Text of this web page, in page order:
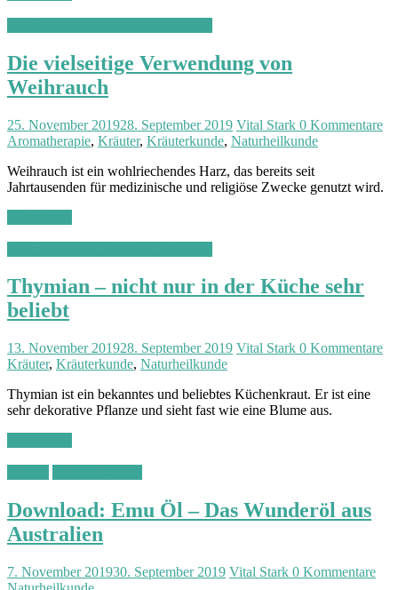
i
t
a
i
t
ä
t
Die vielseitige Verwendung von
Weihrauch
25. November 201928. September 2019 Vital Stark 0 Kommentare
Aromatherapie, Kräuter, Kräuterkunde, Naturheilkunde
Weihrauch ist ein wohlriechendes Harz, das bereits seit
Jahrtausenden für medizinische und religiöse Zwecke genutzt wird.
Thymian – nicht nur in der Küche sehr
beliebt
13. November 201928. September 2019 Vital Stark 0 Kommentare
Kräuter, Kräuterkunde, Naturheilkunde
Thymian ist ein bekanntes und beliebtes Küchenkraut. Er ist eine
sehr dekorative Pflanze und sieht fast wie eine Blume aus.
Download: Emu Öl – Das Wunderöl aus
Australien
7. November 201930. September 2019 Vital Stark 0 Kommentare